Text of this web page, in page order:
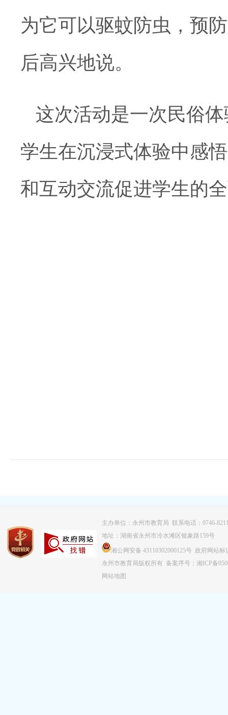
为它可以驱蚊防虫，预
后高兴地说。
这次活动是一次民俗
学生在沉浸式体验中感
和互动交流促进学生的
主办单位：永州市教育局 联系电话：0746-
地址：湖南省永州市冷水滩区银象路159号
湘公网安备 43110302000125号 政府网站标
永州市教育局版权所有 备案序号：湘ICP备
网站地图